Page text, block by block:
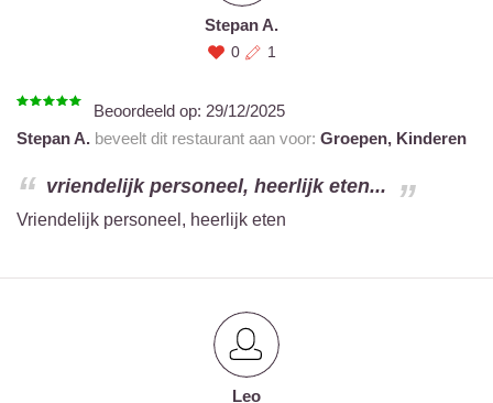
Stepan A.
0 1
Beoordeeld op: 29/12/2025
Stepan A. beveelt dit restaurant aan voor: Groepen, Kinderen
vriendelijk personeel, heerlijk eten...
Vriendelijk personeel, heerlijk eten
Leo